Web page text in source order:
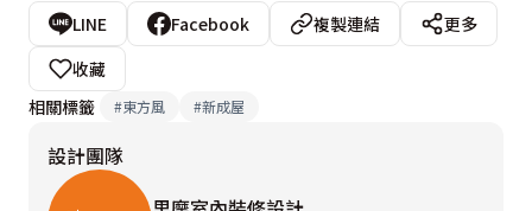
作，以雙面繡的形式躍然於眼前，其伸展的枝枒彷彿在空
間散發芬芳。而沙發背牆與書房連結的牆面，里摩設計則
以斜切面作為視覺上的引導，巧妙化解尖銳的直角轉折，
況味。
LINE Facebook 複製連結
更多
收藏
相關標籤
#東方風 #新成屋
設計團隊